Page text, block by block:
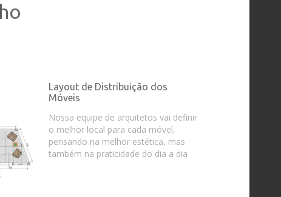
Layout de Distribuição dos
Móveis
Nossa equipe de arquitetos vai definir
o melhor local para cada móvel,
pensando na melhor estética, mas
também na praticidade do dia a dia